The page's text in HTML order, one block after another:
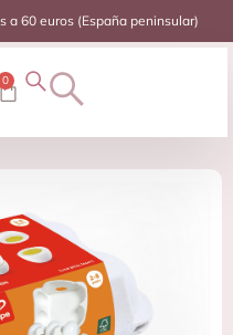
a 60 euros (España peninsular)
0